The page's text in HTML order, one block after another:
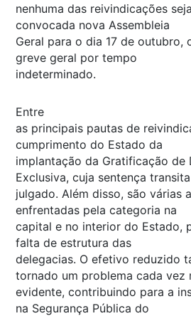
nenhuma das reivindicações
convocada nova Assembleia
Geral para o dia 17 de outubro,
greve geral por tempo
indeterminado.
Entre
as principais pautas de
cumprimento do Estado da
implantação da Gratificação de
Exclusiva, cuja sentença
julgado. Além disso, são várias
enfrentadas pela categoria na
capital e no interior do Estado,
falta de estrutura das
delegacias. O efetivo reduzido
tornado um problema cada vez
evidente, contribuindo para a
na Segurança Pública do